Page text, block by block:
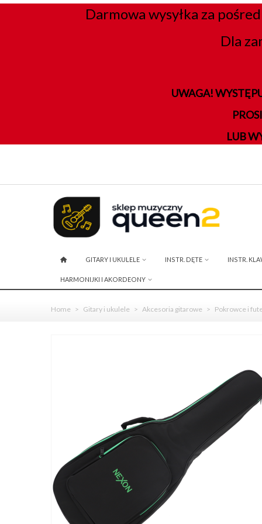
Darmowa wysyłka za
Dla
UWAGA!
LUB
GITARY I UKULELE INSTR. DĘTE INSTR.
HARMONIJKI I AKORDEONY
Home > Gitary i ukulele > Akcesoria gitarowe > Pokrowce i